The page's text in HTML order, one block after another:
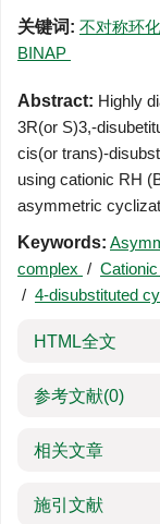
关键词: 不对称环
BINAP
Abstract: Highly
3R(or S)3,-
cis(or trans)-
using cationic RH
asymmetric
Keywords:
complex /
/ 4-disubstituted
HTML全文
参考文献(0)
相关文章
施引文献